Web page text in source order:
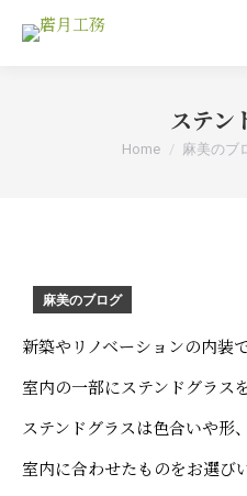
ステン
You are here:
Home 麻美のブ
麻美のブログ
新築やリノベーションの内装
室内の一部にステンドグラス
ステンドグラスは色合いや形
室内に合わせたものをお選び